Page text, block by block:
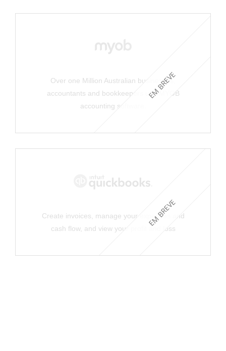
EM BREVE
Over one Million Australian businesses,
accountants and bookkeepers use MYOB
accounting software.
EM BREVE
Create invoices, manage your expenses and
cash flow, and view your profit and loss